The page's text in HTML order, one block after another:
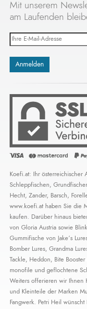
Mit unserem
am Laufenden
Koefi.at: Ihr
Schleppfischen,
Hecht, Zander, Barsch,
www.koefi.at haben Sie die
kaufen. Darüber hinaus
von Gloria Austria sowie
Gummifische von Jake’s
Bomber Lures, Grandma
Tackle, Heddon, Bite
monofile und geflochtene
Weiters offerieren wir Ihnen
und Kleinteile der Marken
Fangwerk. Petri Heil wünscht